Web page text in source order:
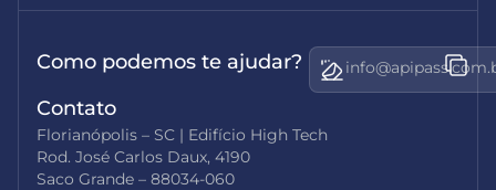
Como podemos te ajudar?
Contato
Florianópolis – SC | Edifício High Tech
Rod. José Carlos Daux, 4190
Saco Grande – 88034-060